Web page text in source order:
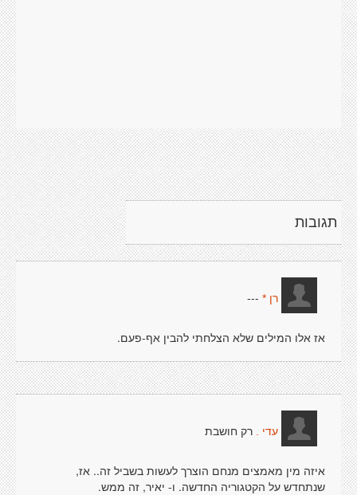
תגובות
רן * ---
אז אלו המילים שלא הצלחתי להבין אף-פעם.
עדי . רק חושבת
איזה מין מאמצים מנחם הוצרך לעשות בשביל זה.. אז,
שנתחדש על הקטגוריה החדשה. ו- יאיר, זה ממש.